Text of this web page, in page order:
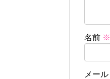
名前 ※
メール